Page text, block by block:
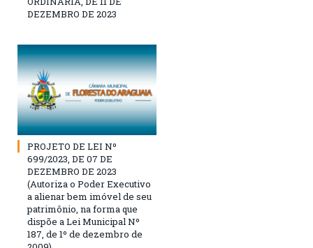
DEZEMBRO DE 2023
PROJETO DE LEI Nº
699/2023, DE 07 DE
DEZEMBRO DE 2023
(Autoriza o Poder Executivo
a alienar bem imóvel de seu
patrimônio, na forma que
dispõe a Lei Municipal Nº
187, de 1º de dezembro de